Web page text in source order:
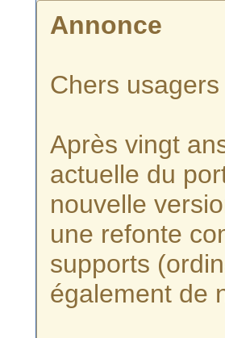
Annonce
Chers
Après vingt
actuelle du
nouvelle
une refonte
supports
également de